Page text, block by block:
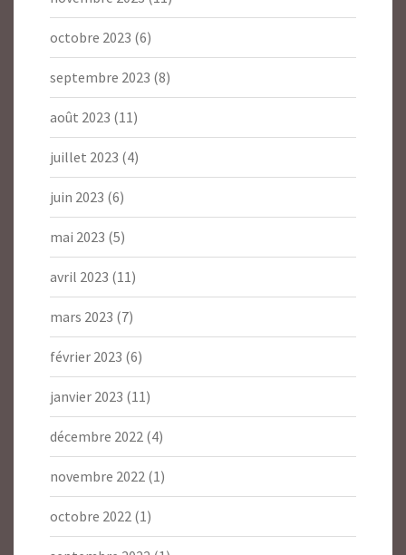
octobre 2023 (6)
septembre 2023 (8)
août 2023 (11)
juillet 2023 (4)
juin 2023 (6)
mai 2023 (5)
avril 2023 (11)
mars 2023 (7)
février 2023 (6)
janvier 2023 (11)
décembre 2022 (4)
novembre 2022 (1)
octobre 2022 (1)